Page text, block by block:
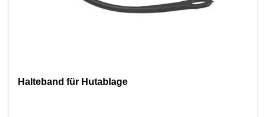
Halteband für Hutablage